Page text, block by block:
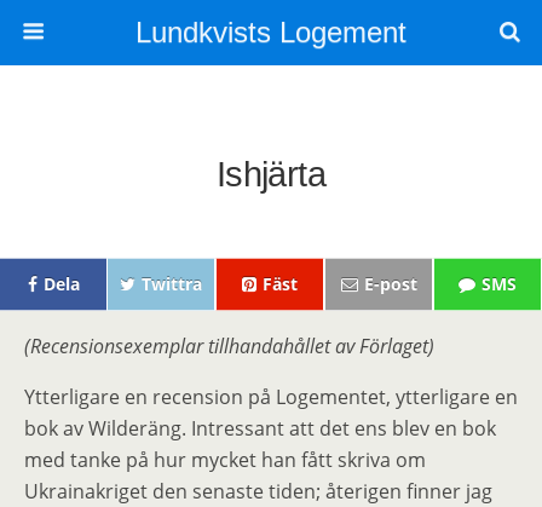
Lundkvists Logement
Ishjärta
Dela Twittra Fäst E-post SMS
(Recensionsexemplar tillhandahållet av Förlaget)
Ytterligare en recension på Logementet, ytterligare en
bok av Wilderäng. Intressant att det ens blev en bok
med tanke på hur mycket han fått skriva om
Ukrainakriget den senaste tiden; återigen finner jag